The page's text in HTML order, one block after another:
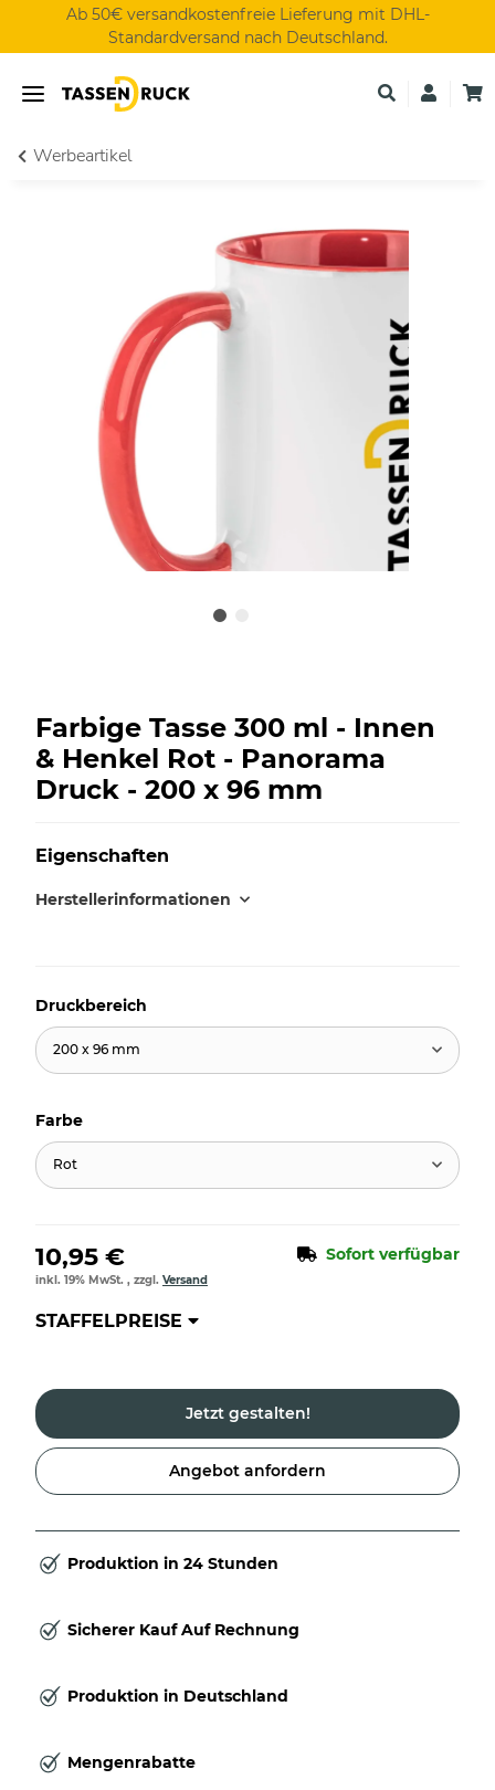
Ab 50€ versandkostenfreie Lieferung mit DHL-
Standardversand nach Deutschland.
Werbeartikel
Farbige Tasse 300 ml - Innen
& Henkel Rot - Panorama
Druck - 200 x 96 mm
Eigenschaften
Herstellerinformationen
Druckbereich
200 x 96 mm
Farbe
Rot
10,95 € Sofort verfügbar
inkl. 19% MwSt. , zzgl. Versand
STAFFELPREISE
Jetzt gestalten!
Angebot anfordern
Produktion in 24 Stunden
Sicherer Kauf Auf Rechnung
Produktion in Deutschland
Mengenrabatte